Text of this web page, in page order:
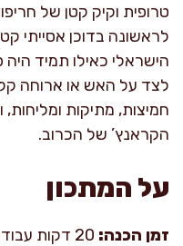
טרופית וקיק קטן של
לראשונה בדוכן אסייתי
הישראלי כאילו תמיד היה
לצד על האש או ארוחה
חמיצות, מתיקות
הקראנץ’ של הכרוב.
על המתכון
זמן הכנה: